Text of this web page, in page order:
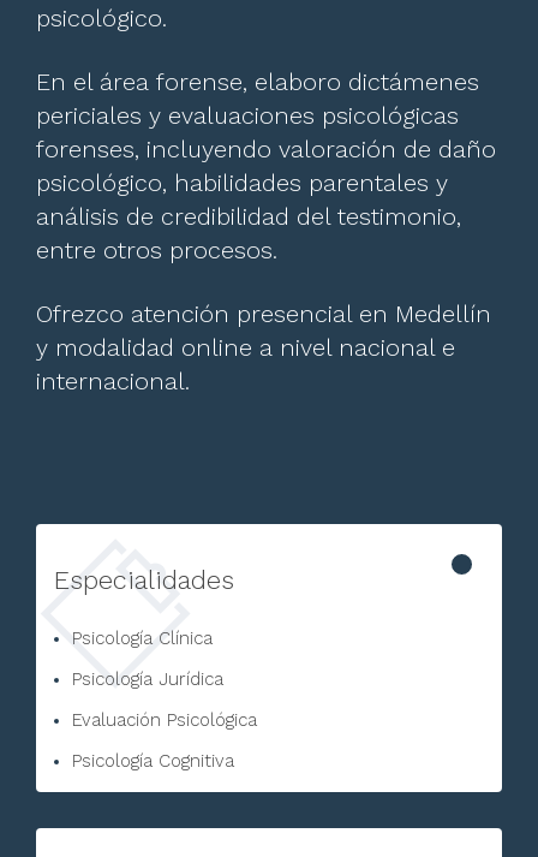
psicológico.
En el área forense, elaboro dictámenes
periciales y evaluaciones psicológicas
forenses, incluyendo valoración de daño
psicológico, habilidades parentales y
análisis de credibilidad del testimonio,
entre otros procesos.
Ofrezco atención presencial en Medellín
y modalidad online a nivel nacional e
internacional.
Especialidades
Psicología Clínica
Psicología Jurídica
Evaluación Psicológica
Psicología Cognitiva